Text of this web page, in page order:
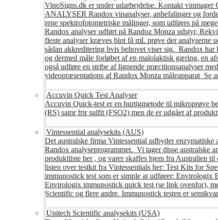
VinoSigns.dk er under udarbejdelse. Kontakt
ANALYSER Randox vinanalyser, anbefalinger og
rene spektrofotometriske målinger, som udføres på
Randox analyser udført på Randoz Monza udstyr,
fleste analyser kræves blot få mL prøve der analyserne
sådan akkreditering hvis behovet viser sig. Randox
og dermed måle forløbet af en malolaktisk gæring, en
også udføre en stribe af lignende præcitionsanalyser
videopræsentations af Randox Monza måleapparat
Accuvin Quick Test Analyser
Accuvin Quick-test er en hurtigmetode til mikroprøve
(RS) samr frir sulfit (FSO2) men de er udgået af
Vintessential analysekits (AUS)
Det australske firma Vintessential udbyder
Randox analyseprogrammet. Vi tager disse australske
produktliste her , og varer skaffes hjem fra Australien
listen over testkit fra Vintessentials her: Test Kits for
immunostick test som er simple at udfører: Envirologix
Envirologix immunostick quick test (se link ovenfor),
Scientific og flere andre. Immunostick testen er
Unitech Scientific analysekits (USA)